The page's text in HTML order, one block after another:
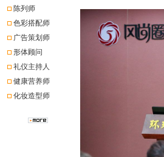
陈列师
色彩搭配师
广告策划师
形体顾问
礼仪主持人
健康营养师
化妆造型师